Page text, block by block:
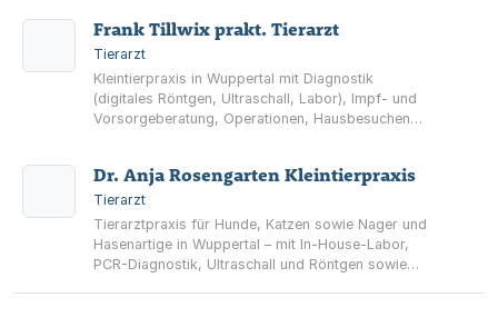
Frank Tillwix prakt. Tierarzt
Tierarzt
Kleintierpraxis in Wuppertal mit Diagnostik
(digitales Röntgen, Ultraschall, Labor), Impf- und
Vorsorgeberatung, Operationen, Hausbesuchen
Dr. Anja Rosengarten Kleintierpraxis
Tierarzt
Tierarztpraxis für Hunde, Katzen sowie Nager und
Hasenartige in Wuppertal – mit In‑House‑Labor,
PCR-Diagnostik, Ultraschall und Röntgen sowie